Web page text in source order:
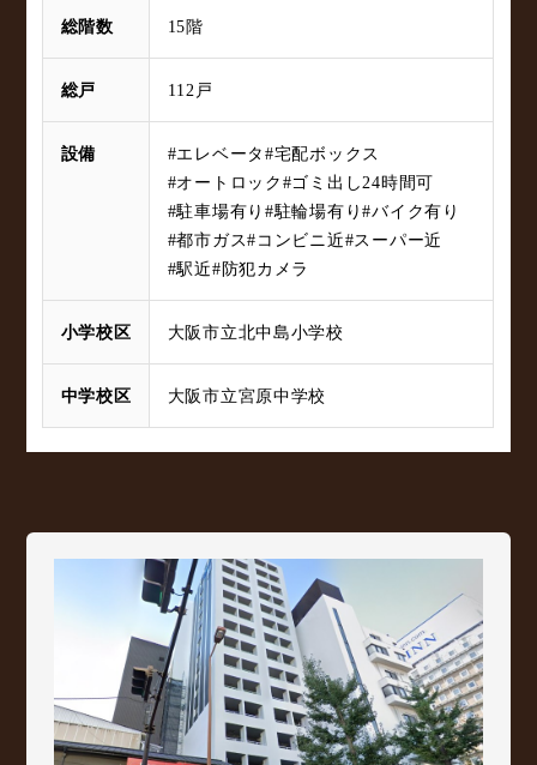
総階数 15階
総戸 112戸
設備 #エレベータ#宅配ボックス
#オートロック#ゴミ出し24時間可
#駐車場有り#駐輪場有り#バイク有り
#都市ガス#コンビニ近#スーパー近
#駅近#防犯カメラ
小学校区 大阪市立北中島小学校
中学校区 大阪市立宮原中学校